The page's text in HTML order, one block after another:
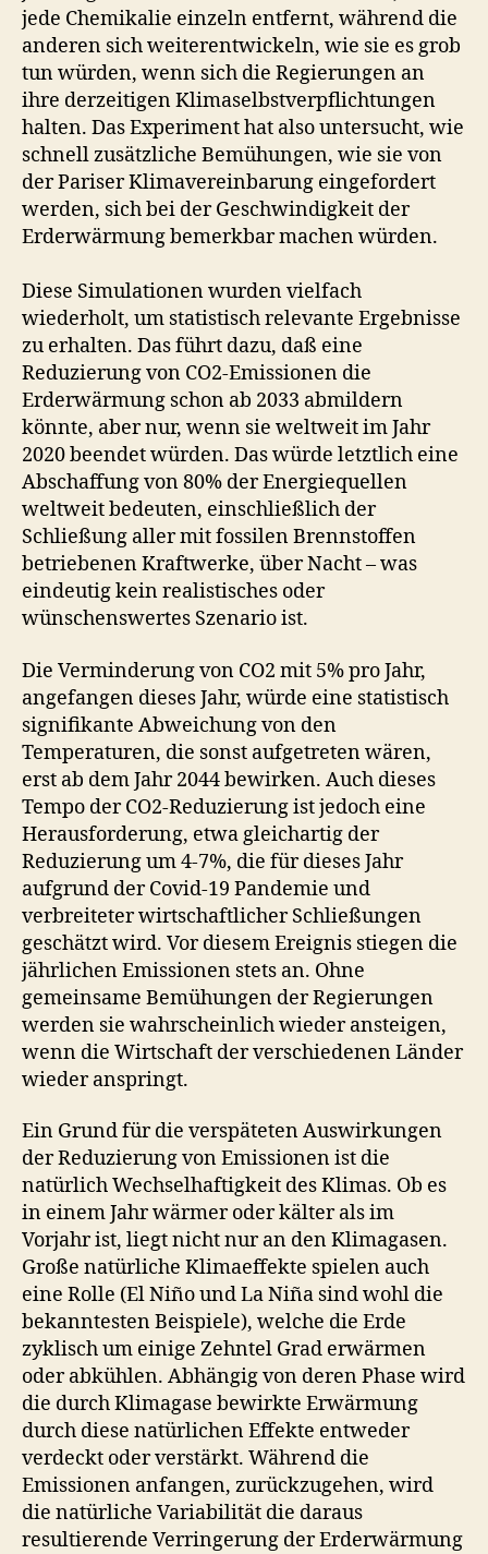
jede Chemikalie einzeln entfernt, während die
anderen sich weiterentwickeln, wie sie es grob
tun würden, wenn sich die Regierungen an
ihre derzeitigen Klimaselbstverpflichtungen
halten. Das Experiment hat also untersucht, wie
schnell zusätzliche Bemühungen, wie sie von
der Pariser Klimavereinbarung eingefordert
werden, sich bei der Geschwindigkeit der
Erderwärmung bemerkbar machen würden.
Diese Simulationen wurden vielfach
wiederholt, um statistisch relevante Ergebnisse
zu erhalten. Das führt dazu, daß eine
Reduzierung von CO2-Emissionen die
Erderwärmung schon ab 2033 abmildern
könnte, aber nur, wenn sie weltweit im Jahr
2020 beendet würden. Das würde letztlich eine
Abschaffung von 80% der Energiequellen
weltweit bedeuten, einschließlich der
Schließung aller mit fossilen Brennstoffen
betriebenen Kraftwerke, über Nacht – was
eindeutig kein realistisches oder
wünschenswertes Szenario ist.
Die Verminderung von CO2 mit 5% pro Jahr,
angefangen dieses Jahr, würde eine statistisch
signifikante Abweichung von den
Temperaturen, die sonst aufgetreten wären,
erst ab dem Jahr 2044 bewirken. Auch dieses
Tempo der CO2-Reduzierung ist jedoch eine
Herausforderung, etwa gleichartig der
Reduzierung um 4-7%, die für dieses Jahr
aufgrund der Covid-19 Pandemie und
verbreiteter wirtschaftlicher Schließungen
geschätzt wird. Vor diesem Ereignis stiegen die
jährlichen Emissionen stets an. Ohne
gemeinsame Bemühungen der Regierungen
werden sie wahrscheinlich wieder ansteigen,
wenn die Wirtschaft der verschiedenen Länder
wieder anspringt.
Ein Grund für die verspäteten Auswirkungen
der Reduzierung von Emissionen ist die
natürlich Wechselhaftigkeit des Klimas. Ob es
in einem Jahr wärmer oder kälter als im
Vorjahr ist, liegt nicht nur an den Klimagasen.
Große natürliche Klimaeffekte spielen auch
eine Rolle (El Niño und La Niña sind wohl die
bekanntesten Beispiele), welche die Erde
zyklisch um einige Zehntel Grad erwärmen
oder abkühlen. Abhängig von deren Phase wird
die durch Klimagase bewirkte Erwärmung
durch diese natürlichen Effekte entweder
verdeckt oder verstärkt. Während die
Emissionen anfangen, zurückzugehen, wird
die natürliche Variabilität die daraus
resultierende Verringerung der Erderwärmung